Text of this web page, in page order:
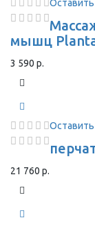
мышц Planta
3 590 р.
21 760 р.